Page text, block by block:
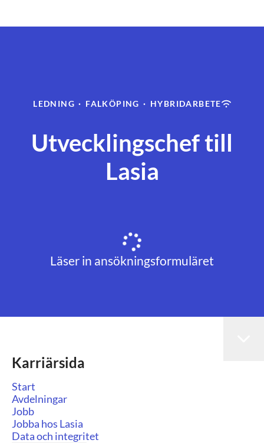
LEDNING · FALKÖPING · HYBRIDARBETE
Utvecklingschef till
Lasia
Läser in ansökningsformuläret
Karriärsida
Start
Avdelningar
Jobb
Jobba hos Lasia
Data och integritet